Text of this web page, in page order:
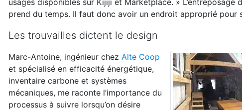
usagés disponibles sur Kijiji et Marketplace. »
prend du temps. Il faut donc avoir un endroit approprié pour
Les trouvailles dictent le design
Marc-Antoine, ingénieur chez Alte Coop
et spécialisé en efficacité énergétique,
inventaire carbone et systèmes
mécaniques, me raconte l’importance du
processus à suivre lorsqu’on désire